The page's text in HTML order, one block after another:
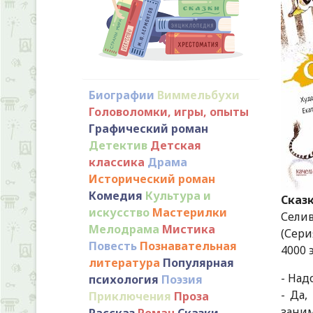
Биографии Виммельбухи
Головоломки, игры, опыты
Графический роман
Детектив Детская
классика Драма
Исторический роман
Комедия Культура и
искусство Мастерилки
Мелодрама Мистика
Повесть Познавательная
литература Популярная
психология Поэзия
Приключения Проза
4000
-
- Да,